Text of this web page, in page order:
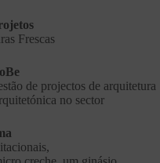
Frescas
de projectos de arquitetura
no sector